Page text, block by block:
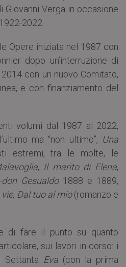
Giovanni Verga in occasione
2022.
Opere iniziata nel 1987 con
dopo un’interruzione di
con un nuovo Comitato,
e con finanziamento del
volumi dal 1987 al 2022,
ma “non ultimo”, Una
estremi, tra le molte, le
, Il marito di Elena,
Gesualdo1888 e 1889,
vie, Dal tuo al mio(romanzo e
di fare il punto su quanto
sui lavori in corso: i
Settanta Eva (con la prima